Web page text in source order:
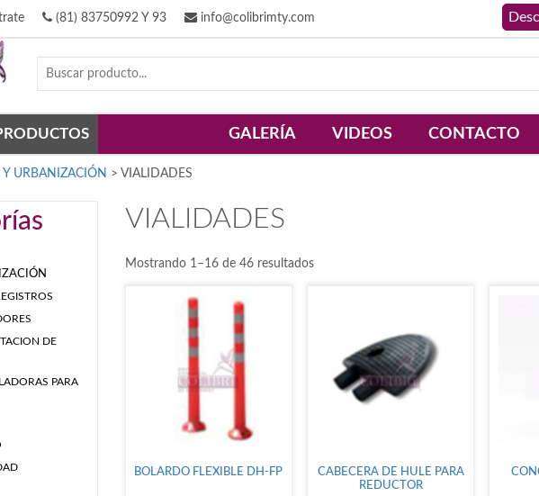
(81) 83750992 Y 93 info@colibrimty.com
GALERÍA VIDEOS CONTACTO
URBANIZACIÓN > VIALIDADES
DE
PARA
VIALIDADES
Mostrando 1–16 de 46 resultados
BOLARDO FLEXIBLE DH-FP
CABECERA DE HULE PARA
REDUCTOR